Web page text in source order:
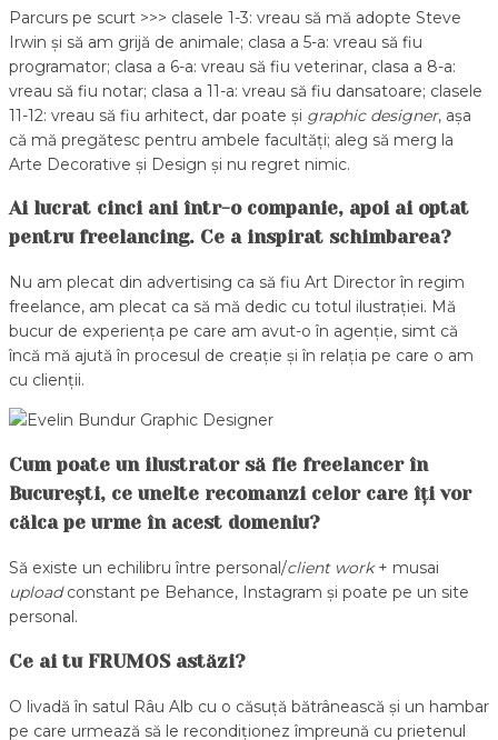
Parcurs pe scurt >>> clasele 1-3: vreau să mă adopte Steve
Irwin și să am grijă de animale; clasa a 5-a: vreau să fiu
programator; clasa a 6-a: vreau să fiu veterinar, clasa a 8-a:
vreau să fiu notar; clasa a 11-a: vreau să fiu dansatoare; clasele
11-12: vreau să fiu arhitect, dar poate și graphic designer, așa
că mă pregătesc pentru ambele facultăți; aleg să merg la
Arte Decorative și Design și nu regret nimic.
Ai lucrat cinci ani într-o companie, apoi ai optat
pentru freelancing. Ce a inspirat schimbarea?
Nu am plecat din advertising ca să fiu Art Director în regim
freelance, am plecat ca să mă dedic cu totul ilustrației. Mă
bucur de experiența pe care am avut-o în agenție, simt că
încă mă ajută în procesul de creație și în relația pe care o am
cu clienții.
Cum poate un ilustrator să fie freelancer în
București, ce unelte recomanzi celor care îți vor
călca pe urme în acest domeniu?
Să existe un echilibru între personal/client work+ musai
uploadconstant pe Behance, Instagram și poate pe un site
personal.
Ce ai tu FRUMOS astăzi?
O livadă în satul Râu Alb cu o căsuță bătrânească și un hambar
pe care urmează să le recondiționez împreună cu prietenul